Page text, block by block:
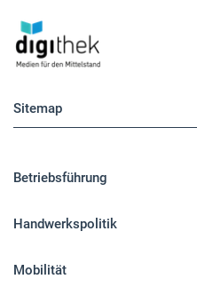
Sitemap
Betriebsführung
Handwerkspolitik
Mobilität